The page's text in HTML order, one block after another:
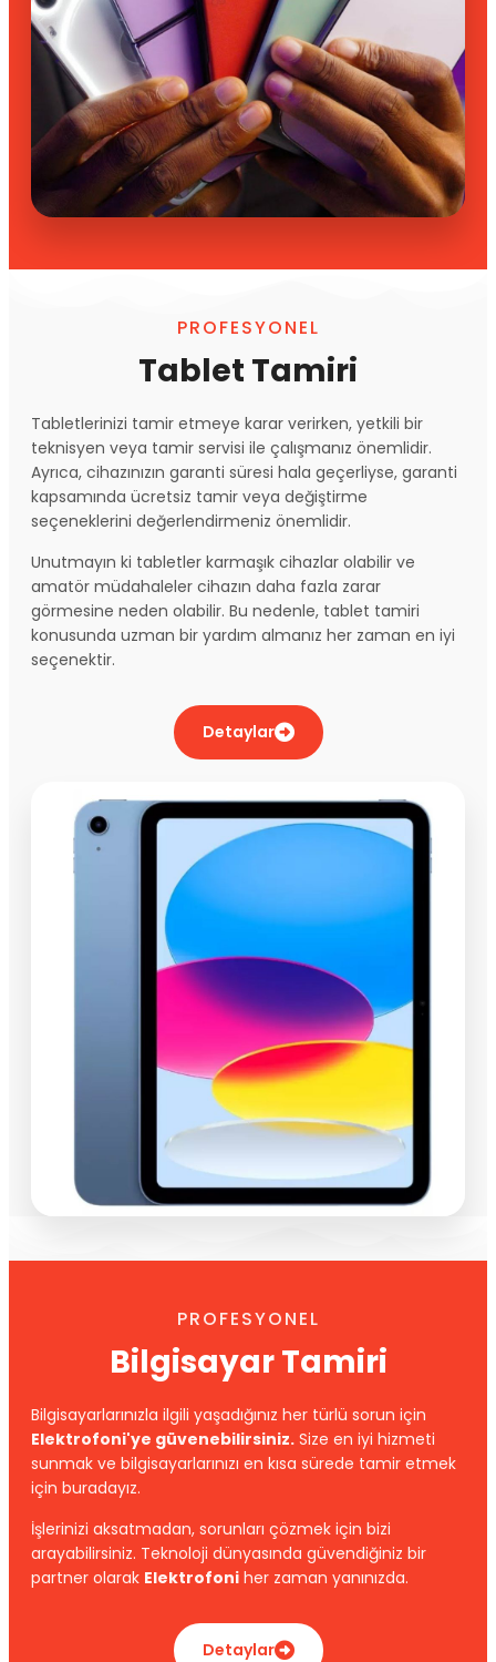
PROFESYONEL
Tablet Tamiri
Tabletlerinizi tamir etmeye karar verirken, yetkili bir
teknisyen veya tamir servisi ile çalışmanız önemlidir.
Ayrıca, cihazınızın garanti süresi hala geçerliyse, garanti
kapsamında ücretsiz tamir veya değiştirme
seçeneklerini değerlendirmeniz önemlidir.
Unutmayın ki tabletler karmaşık cihazlar olabilir ve
amatör müdahaleler cihazın daha fazla zarar
görmesine neden olabilir. Bu nedenle, tablet tamiri
konusunda uzman bir yardım almanız her zaman en iyi
seçenektir.
Detaylar
PROFESYONEL
Bilgisayar Tamiri
Bilgisayarlarınızla ilgili yaşadığınız her türlü sorun için
Elektrofoni'ye güvenebilirsiniz. Size en iyi hizmeti
sunmak ve bilgisayarlarınızı en kısa sürede tamir etmek
için buradayız.
İşlerinizi aksatmadan, sorunları çözmek için bizi
arayabilirsiniz. Teknoloji dünyasında güvendiğiniz bir
partner olarak Elektrofoni her zaman yanınızda.
Detaylar